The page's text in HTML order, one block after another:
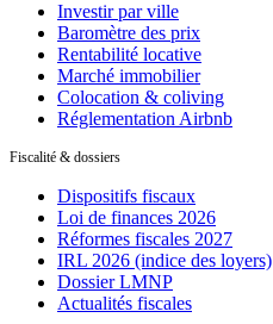
Investir par ville
Baromètre des prix
Rentabilité locative
Marché immobilier
Colocation & coliving
Réglementation Airbnb
Fiscalité & dossiers
Dispositifs fiscaux
Loi de finances 2026
Réformes fiscales 2027
IRL 2026 (indice des loyers)
Dossier LMNP
Actualités fiscales